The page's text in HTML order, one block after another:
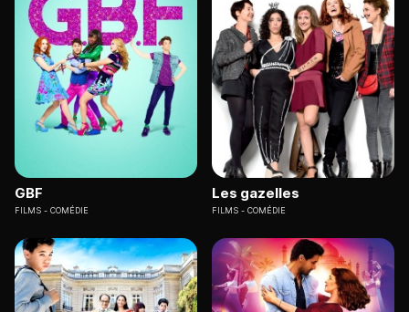
GBF
FILMS COMÉDIE
Les gazelles
FILMS COMÉDIE